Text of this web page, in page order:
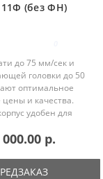
(без ФН)
до 75 мм/сек и
головки до 50
оптимальное
и качества.
удобен для
лента 58 и 44 мм
деньги на
000.00 р.